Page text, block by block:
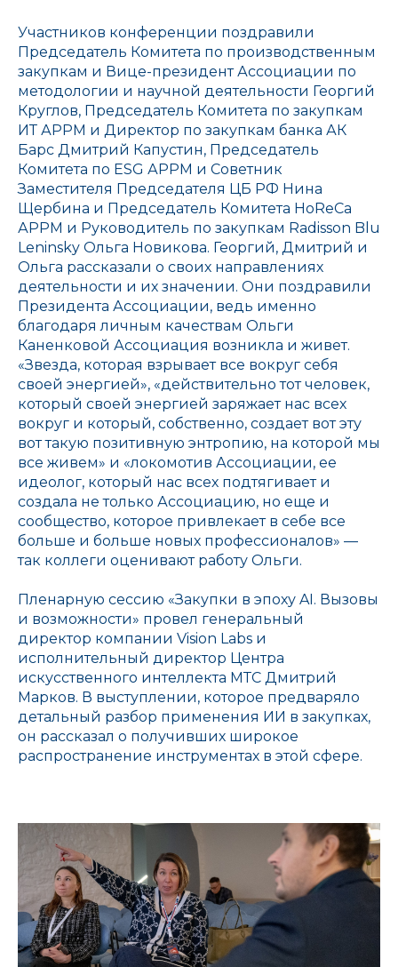
Участников конференции поздравили
Председатель Комитета по производственным
закупкам и Вице-президент Ассоциации по
методологии и научной деятельности Георгий
Круглов, Председатель Комитета по закупкам
ИТ АРРМ и Директор по закупкам банка АК
Барс Дмитрий Капустин, Председатель
Комитета по ESG АРРМ и Советник
Заместителя Председателя ЦБ РФ Нина
Щербина и Председатель Комитета HoReCa
АРРМ и Руководитель по закупкам Radisson Blu
Leninsky Ольга Новикова. Георгий, Дмитрий и
Ольга рассказали о своих направлениях
деятельности и их значении. Они поздравили
Президента Ассоциации, ведь именно
благодаря личным качествам Ольги
Каненковой Ассоциация возникла и живет.
«Звезда, которая взрывает все вокруг себя
своей энергией», «действительно тот человек,
который своей энергией заряжает нас всех
вокруг и который, собственно, создает вот эту
вот такую позитивную энтропию, на которой мы
все живем» и «локомотив Ассоциации, ее
идеолог, который нас всех подтягивает и
создала не только Ассоциацию, но еще и
сообщество, которое привлекает в себе все
больше и больше новых профессионалов» —
так коллеги оценивают работу Ольги.
Пленарную сессию «Закупки в эпоху AI. Вызовы
и возможности» провел генеральный
директор компании Vision Labs и
исполнительный директор Центра
искусственного интеллекта МТС Дмитрий
Марков. В выступлении, которое предваряло
детальный разбор применения ИИ в закупках,
он рассказал о получивших широкое
распространение инструментах в этой сфере.